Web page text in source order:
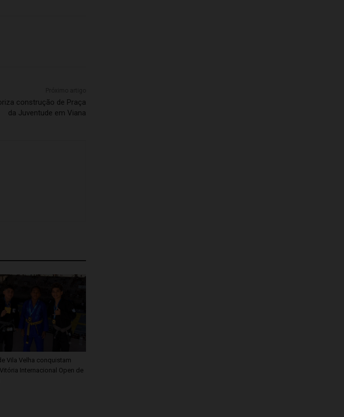
construção de Praça
da Juventude em Viana
Vila Velha conquistam
Internacional Open de